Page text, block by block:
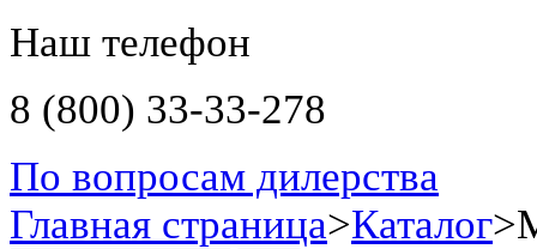
Наш телефон
8 (800) 33-33-278
По вопросам дилерства
Главная страница>Каталог>